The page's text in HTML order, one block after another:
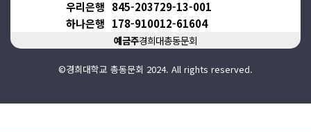
우리은행 845-203729-13-001
하나은행 178-910012-61604
예금주경희대총동문회
©경희대학교 총동문회 2024. All rights reserved.